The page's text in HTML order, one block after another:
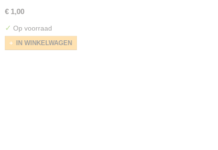
€ 1,00
✓ Op voorraad
IN WINKELWAGEN